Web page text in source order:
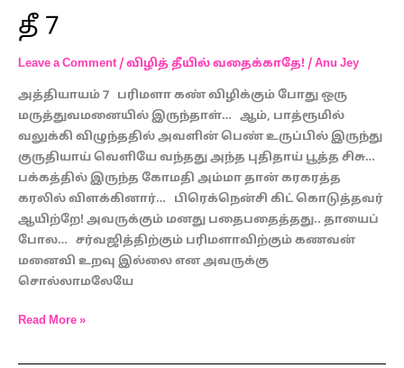
தீ 7
Leave a Comment/விழித் தீயில் வதைக்காதே! /Anu Jey
அத்தியாயம் 7 பரிமளா கண் விழிக்கும் போது ஒரு
மருத்துவமனையில் இருந்தாள்… ஆம், பாத்ரூமில்
வலுக்கி விழுந்ததில் அவளின் பெண் உருப்பில் இருந்து
குருதியாய் வெளியே வந்தது அந்த புதிதாய் பூத்த சிசு…
பக்கத்தில் இருந்த கோமதி அம்மா தான் கரகரத்த
கரலில் விளக்கினார்… பிரெக்நென்சி கிட் கொடுத்தவர்
ஆயிற்றே! அவருக்கும் மனது பதைபதைத்தது.. தாயைப்
போல… சர்வஜித்திற்கும் பரிமளாவிற்கும் கணவன்
மனைவி உறவு இல்லை என அவருக்கு
சொல்லாமலேயே
தீ
7
Read More »